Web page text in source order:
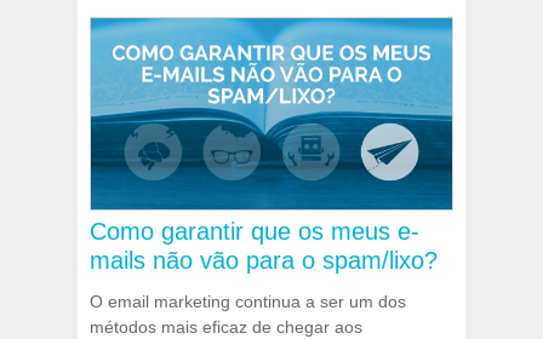
Como garantir que os meus e-
mails não vão para o spam/lixo?
O email marketing continua a ser um dos
métodos mais eficaz de chegar aos